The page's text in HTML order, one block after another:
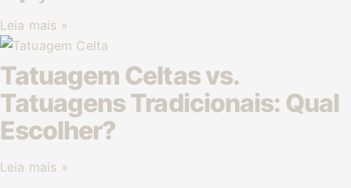
Leia mais »
Tatuagem Celtas vs.
Tatuagens Tradicionais: Qual
Escolher?
Leia mais »